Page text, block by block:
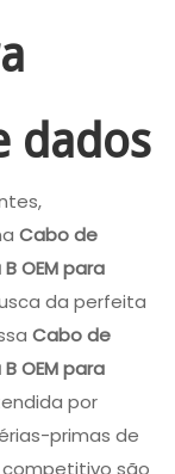
dados
Cabo de
OEM para
da perfeita
Cabo de
OEM para
por
primas de
são